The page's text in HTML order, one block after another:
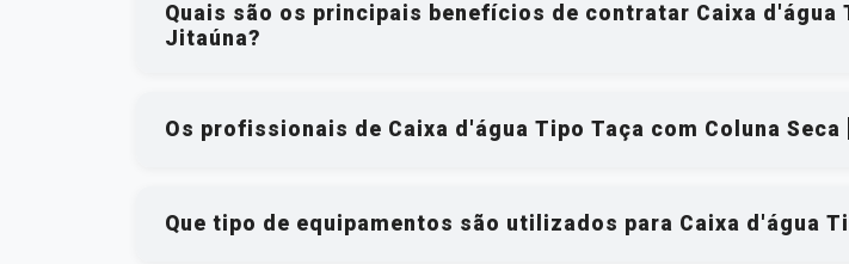
Quais são os principais benefícios de contratar Caixa d'água
Jitaúna?
Os profissionais de Caixa d'água Tipo Taça com Coluna
Que tipo de equipamentos são utilizados para Caixa d'água